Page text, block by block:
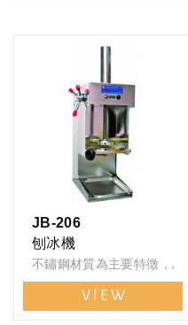
JB-206
刨冰機
不鏽鋼材質為主要特徵，
VIEW